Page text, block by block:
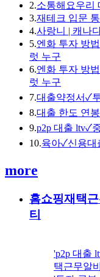
2.소통해요우리
3.재테크 입문
4.사랑니 | 캐나
5.엔화 투자 방
럿 누구
6.엔화 투자 방
럿 누구
7.대출약정서✓
8.대출 한도 연
9.p2p 대출 ltv✓
10.육아✓신용대
more
홈쇼핑재택
티
'p2p 대출
택근무알